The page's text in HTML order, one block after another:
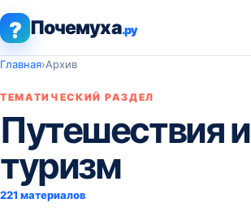
? Почемуха.ру
Главная›Архив
ТЕМАТИЧЕСКИЙ РАЗДЕЛ
Путешествия и
туризм
221 материалов